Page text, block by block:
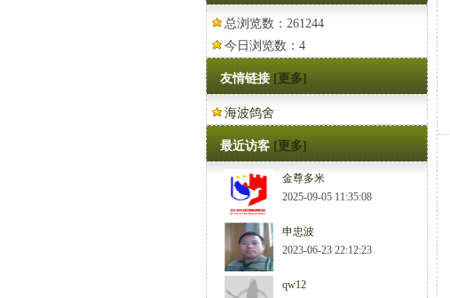
总浏览数：261244
今日浏览数：4
友情链接 [更多]
海波鸽舍
最近访客 [更多]
金尊多米
2025-09-05 11:35:08
申忠波
2023-06-23 22:12:23
qw12